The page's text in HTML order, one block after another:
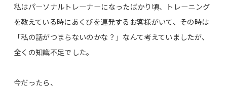
私はパーソナルトレーナーになったばかり頃、トレーニング
を教えている時にあくびを連発するお客様がいて、その時は
「私の話がつまらないのかな？」なんて考えていましたが、
全くの知識不足でした。
今だったら、